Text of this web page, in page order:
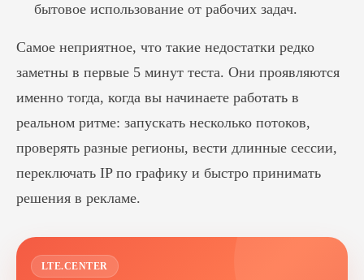
бытовое использование от рабочих задач.
Самое неприятное, что такие недостатки редко
заметны в первые 5 минут теста. Они проявляются
именно тогда, когда вы начинаете работать в
реальном ритме: запускать несколько потоков,
проверять разные регионы, вести длинные сессии,
переключать IP по графику и быстро принимать
решения в рекламе.
LTE.CENTER